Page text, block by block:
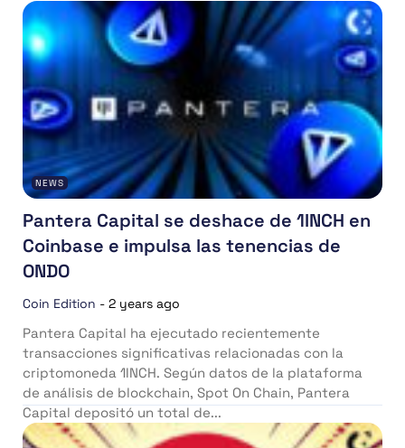
NEWS
Pantera Capital se deshace de 1INCH en
Coinbase e impulsa las tenencias de
ONDO
Coin Edition - 2 years ago
Pantera Capital ha ejecutado recientemente
transacciones significativas relacionadas con la
criptomoneda 1INCH. Según datos de la plataforma
de análisis de blockchain, Spot On Chain, Pantera
Capital depositó un total de...